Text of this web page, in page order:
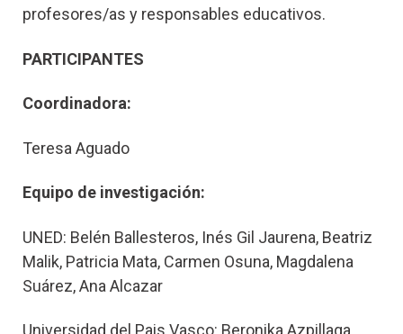
profesores/as y responsables educativos.
PARTICIPANTES
Coordinadora:
Teresa Aguado
Equipo de investigación:
UNED: Belén Ballesteros, Inés Gil Jaurena, Beatriz
Malik, Patricia Mata, Carmen Osuna, Magdalena
Suárez, Ana Alcazar
Universidad del Pais Vasco: Beronika Azpillaga